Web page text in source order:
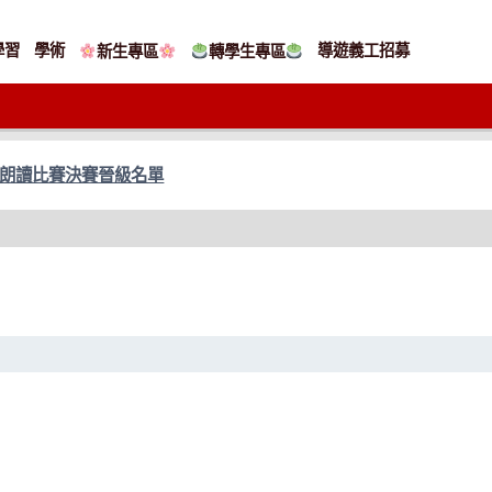
習 學術 新生專區 轉學生專區 導遊義工招募
讀比賽決賽晉級名單